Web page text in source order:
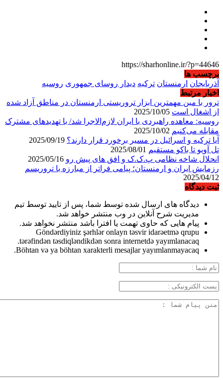
https://sharhonline.ir/?p=44646
برچسب ها
آذربایجان ارمنستان ترکیه دیدار روسای جمهوری روسیه
اخبار مرتبط
ترور با مین مهمترین ابزار تروریستی ارمنستان در مناطق آزاد شده
از اشغال است
روسیه: معاهده راهبردی با ایران لازم‌الاجرا شد/ با تهدیدهای مشترک
مقابله می‌کنیم
آیا ترکیه و اسرائیل در مسیر برخورد قرار دارند؟
تل آویو تا باکو مستقیم
انحلال شاخه نظامی پ.ک.ک و افق های پیش رو
رزمایش ایران و ارمنستان؛ پیامی فراتر از مبارزه با تروریسم
2025/04/12
ثبت دیدگاه
دیدگاه های ارسال شده توسط شما، پس از تایید توسط تیم
مدیریت شرح آنلاین در وب منتشر خواهد شد.
پیام هایی که حاوی تهمت یا افترا باشد منتشر نخواهد شد.
Göndərdiyiniz şərhlər onlayn təsvir idarəetmə qrupu
tərəfindən təsdiqləndikdən sonra internetdə yayımlanacaq.
Böhtan və ya böhtan xarakterli mesajlar yayımlanmayacaq.